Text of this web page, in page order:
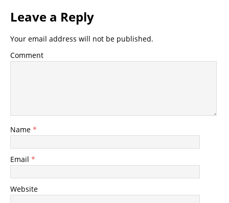
Leave a Reply
Your email address will not be published.
Comment
Name *
Email *
Website